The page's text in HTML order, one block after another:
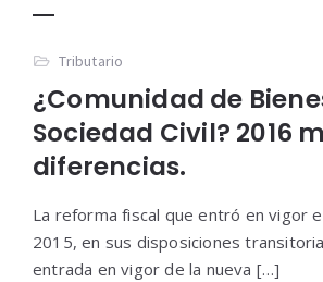
Tributario
¿Comunidad de
Sociedad Civil? 2016
diferencias.
La reforma fiscal que entró en vigor
2015, en sus disposiciones
entrada en vigor de la nueva […]